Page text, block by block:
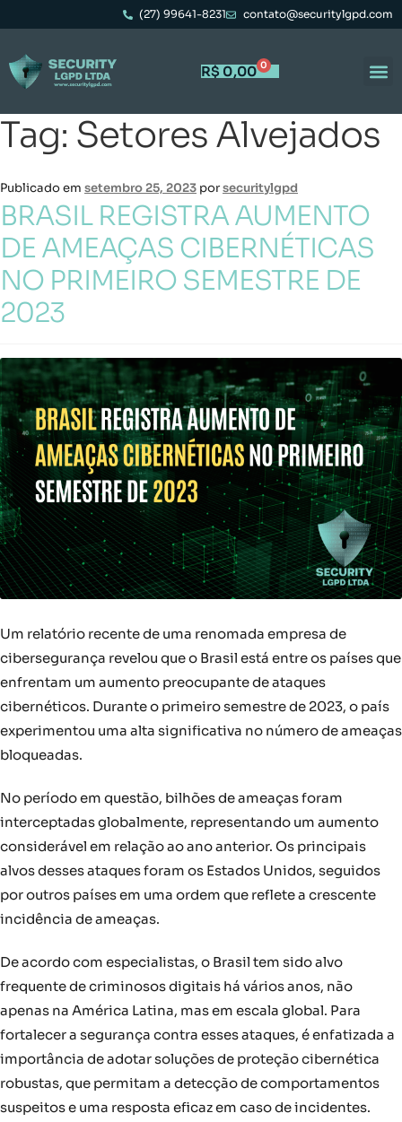
(27) 99641-8231 contato@securitylgpd.com
R$ 0,00 0
Tag: Setores Alvejados
Publicado em setembro 25, 2023 porsecuritylgpd
BRASIL REGISTRA AUMENTO
DE AMEAÇAS CIBERNÉTICAS
NO PRIMEIRO SEMESTRE DE
2023
Um relatório recente de uma renomada empresa de
cibersegurança revelou que o Brasil está entre os países que
enfrentam um aumento preocupante de ataques
cibernéticos. Durante o primeiro semestre de 2023, o país
experimentou uma alta significativa no número de ameaças
bloqueadas.
No período em questão, bilhões de ameaças foram
interceptadas globalmente, representando um aumento
considerável em relação ao ano anterior. Os principais
alvos desses ataques foram os Estados Unidos, seguidos
por outros países em uma ordem que reflete a crescente
incidência de ameaças.
De acordo com especialistas, o Brasil tem sido alvo
frequente de criminosos digitais há vários anos, não
apenas na América Latina, mas em escala global. Para
fortalecer a segurança contra esses ataques, é enfatizada a
importância de adotar soluções de proteção cibernética
robustas, que permitam a detecção de comportamentos
suspeitos e uma resposta eficaz em caso de incidentes.